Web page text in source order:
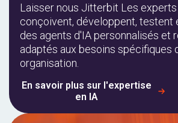
Laisser nous Jitterbit Les experts
conçoivent, développent, testent
des agents d'IA personnalisés et
adaptés aux besoins spécifiques
organisation.
En savoir plus sur l'expertise
en IA